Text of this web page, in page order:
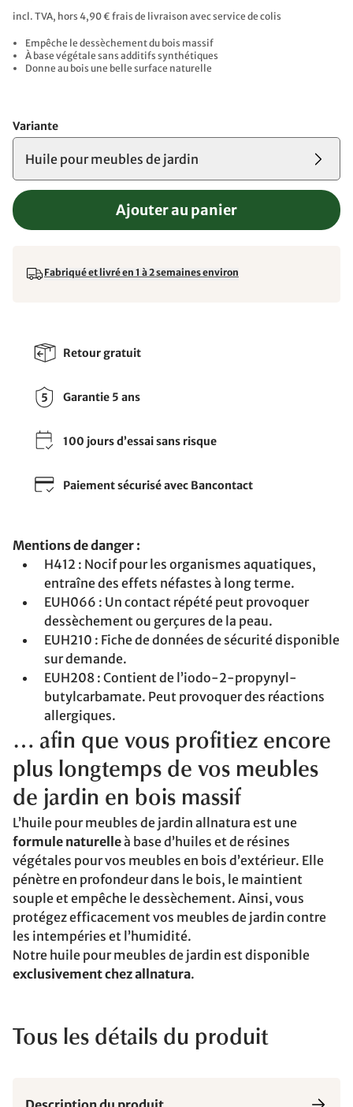
incl. TVA, hors 4,90 € frais de livraison avec service de colis
Empêche le dessèchement du bois massif
À base végétale sans additifs synthétiques
Donne au bois une belle surface naturelle
Variante
Huile pour meubles de jardin
Ajouter au panier
Fabriqué et livré en 1 à 2 semaines environ
Retour gratuit
Garantie 5 ans
100 jours d’essai sans risque
Paiement sécurisé avec Bancontact
Mentions de danger :
H412 : Nocif pour les organismes aquatiques,
entraîne des effets néfastes à long terme.
EUH066 : Un contact répété peut provoquer
dessèchement ou gerçures de la peau.
EUH210 : Fiche de données de sécurité disponible
sur demande.
EUH208 : Contient de l’iodo-2-propynyl-
butylcarbamate. Peut provoquer des réactions
allergiques.
… afin que vous profitiez encore
plus longtemps de vos meubles
de jardin en bois massif
L’huile pour meubles de jardin allnatura est une
formule naturelleà base d’huiles et de résines
végétales pour vos meubles en bois d’extérieur. Elle
pénètre en profondeur dans le bois, le maintient
souple et empêche le dessèchement. Ainsi, vous
protégez efficacement vos meubles de jardin contre
les intempéries et l’humidité.
Notre huile pour meubles de jardin est disponible
exclusivement chez allnatura.
Tous les détails du produit